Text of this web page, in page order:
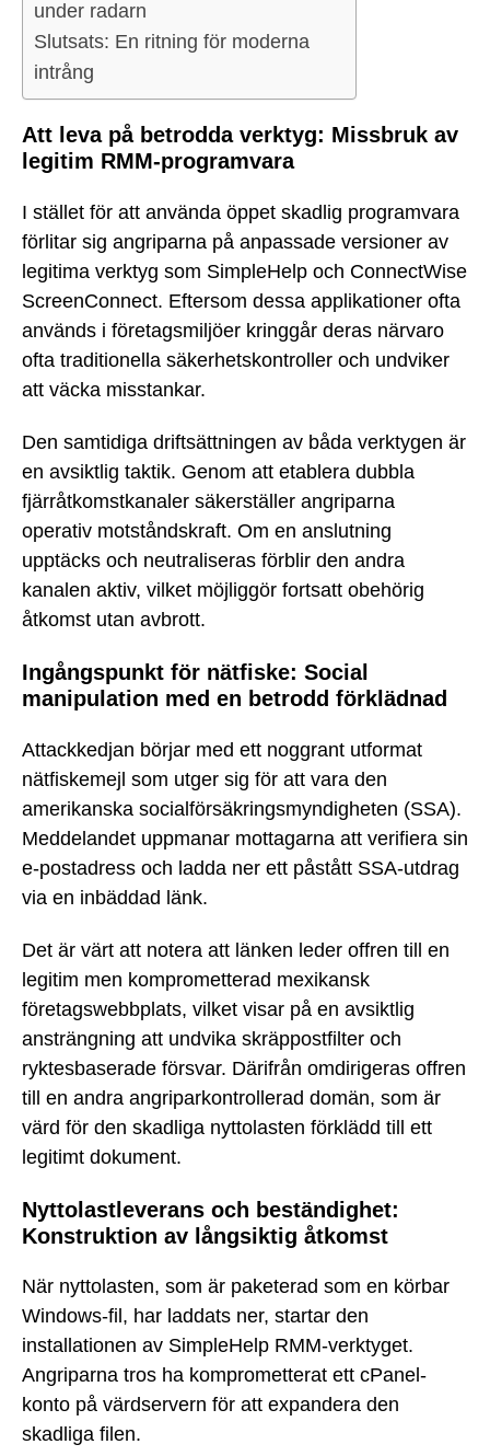
under radarn
Slutsats: En ritning för moderna
intrång
Att leva på betrodda verktyg: Missbruk av
legitim RMM-programvara
I stället för att använda öppet skadlig programvara
förlitar sig angriparna på anpassade versioner av
legitima verktyg som SimpleHelp och ConnectWise
ScreenConnect. Eftersom dessa applikationer ofta
används i företagsmiljöer kringgår deras närvaro
ofta traditionella säkerhetskontroller och undviker
att väcka misstankar.
Den samtidiga driftsättningen av båda verktygen är
en avsiktlig taktik. Genom att etablera dubbla
fjärråtkomstkanaler säkerställer angriparna
operativ motståndskraft. Om en anslutning
upptäcks och neutraliseras förblir den andra
kanalen aktiv, vilket möjliggör fortsatt obehörig
åtkomst utan avbrott.
Ingångspunkt för nätfiske: Social
manipulation med en betrodd förklädnad
Attackkedjan börjar med ett noggrant utformat
nätfiskemejl som utger sig för att vara den
amerikanska socialförsäkringsmyndigheten (SSA).
Meddelandet uppmanar mottagarna att verifiera sin
e-postadress och ladda ner ett påstått SSA-utdrag
via en inbäddad länk.
Det är värt att notera att länken leder offren till en
legitim men komprometterad mexikansk
företagswebbplats, vilket visar på en avsiktlig
ansträngning att undvika skräppostfilter och
ryktesbaserade försvar. Därifrån omdirigeras offren
till en andra angriparkontrollerad domän, som är
värd för den skadliga nyttolasten förklädd till ett
legitimt dokument.
Nyttolastleverans och beständighet:
Konstruktion av långsiktig åtkomst
När nyttolasten, som är paketerad som en körbar
Windows-fil, har laddats ner, startar den
installationen av SimpleHelp RMM-verktyget.
Angriparna tros ha komprometterat ett cPanel-
konto på värdservern för att expandera den
skadliga filen.